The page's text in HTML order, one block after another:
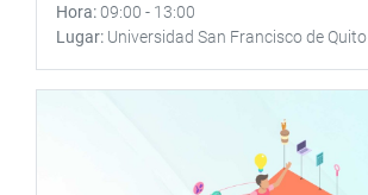
Hora 09:00 - 13:00
Lugar Universidad San Francisco de Quito